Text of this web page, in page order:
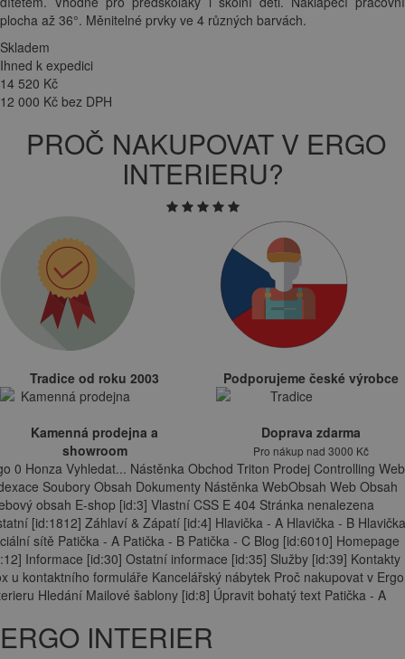
plocha až 36°. Měnitelné prvky ve 4 různých barvách.
Skladem
Ihned k expedici
14 520 Kč
12 000 Kč bez DPH
PROČ NAKUPOVAT V ERGO
INTERIERU?
Tradice od roku 2003 Podporujeme české výrobce
Kamenná prodejna a
showroom
Doprava zdarma
Pro nákup nad 3000 Kč
0 Honza Vyhledat... Nástěnka Obchod Triton Prodej Controlling Web
Soubory Obsah Dokumenty Nástěnka WebObsah Web Obsah
obsah E-shop [id:3] Vlastní CSS E 404 Stránka nenalezena
[id:1812] Záhlaví & Zápatí [id:4] Hlavička - A Hlavička - B
sítě Patička - A Patička - B Patička - C Blog [id:6010] Homepage
Informace [id:30] Ostatní informace [id:35] Služby [id:39] Kontakty
u kontaktního formuláře Kancelářský nábytek Proč nakupovat v Ergo
Hledání Mailové šablony [id:8] Úpravit bohatý text Patička - A
ERGO INTERIER